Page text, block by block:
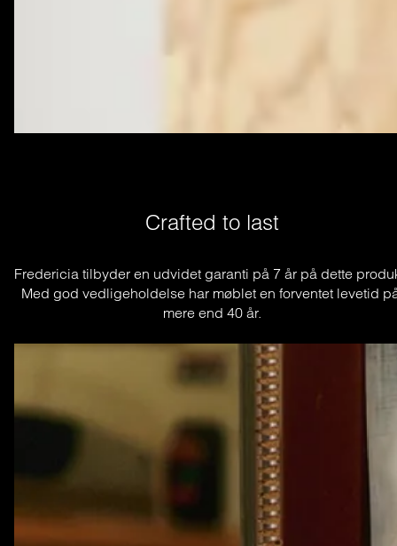
Crafted to last
Fredericia tilbyder en udvidet garanti på 7 år på dette
Med god vedligeholdelse har møblet en forventet levetid
mere end 40 år.